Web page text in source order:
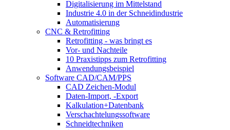
Digitalisierung im Mittelstand
Industrie 4.0 in der Schneidindustrie
Automatisierung
CNC & Retrofitting
Retrofitting - was bringt es
Vor- und Nachteile
10 Praxistipps zum Retrofitting
Anwendungsbeispiel
Software CAD/CAM/PPS
CAD Zeichen-Modul
Daten-Import, -Export
Kalkulation+Datenbank
Verschachtelungssoftware
Schneidtechniken